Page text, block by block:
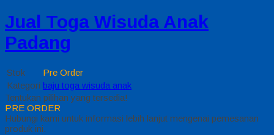
Jual Toga Wisuda Anak
Padang
Stok
Pre Order
Kategori baju toga wisuda anak
Tentukan pilihan yang tersedia!
PRE ORDER
Hubungi kami untuk informasi lebih lanjut mengenai pemesanan
produk ini.